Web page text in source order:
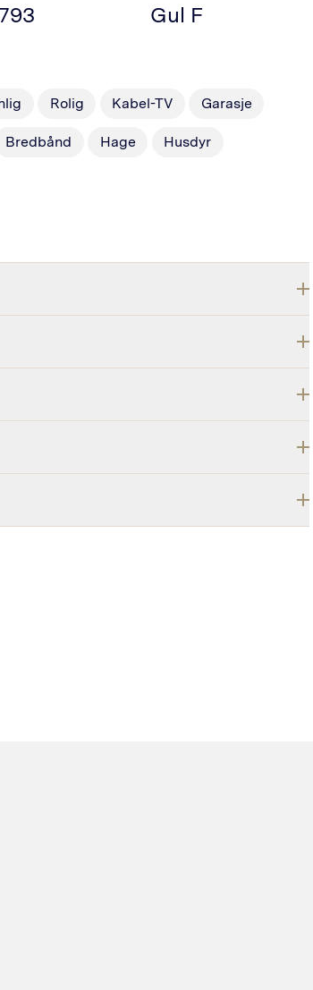
Gul F
Rolig Kabel-TV Garasje
Bredbånd Hage Husdyr